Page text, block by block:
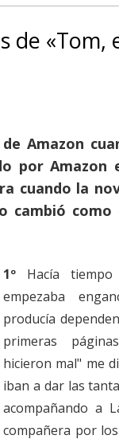
de «Tom,
Amazon
por Amazon
cuando la
cambió como
1º Hacía
empezaba
producía
primeras
hicieron mal" me
iban a dar las
acompañando a
compañera por